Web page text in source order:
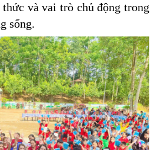
thức và vai trò chủ động trong
sống.